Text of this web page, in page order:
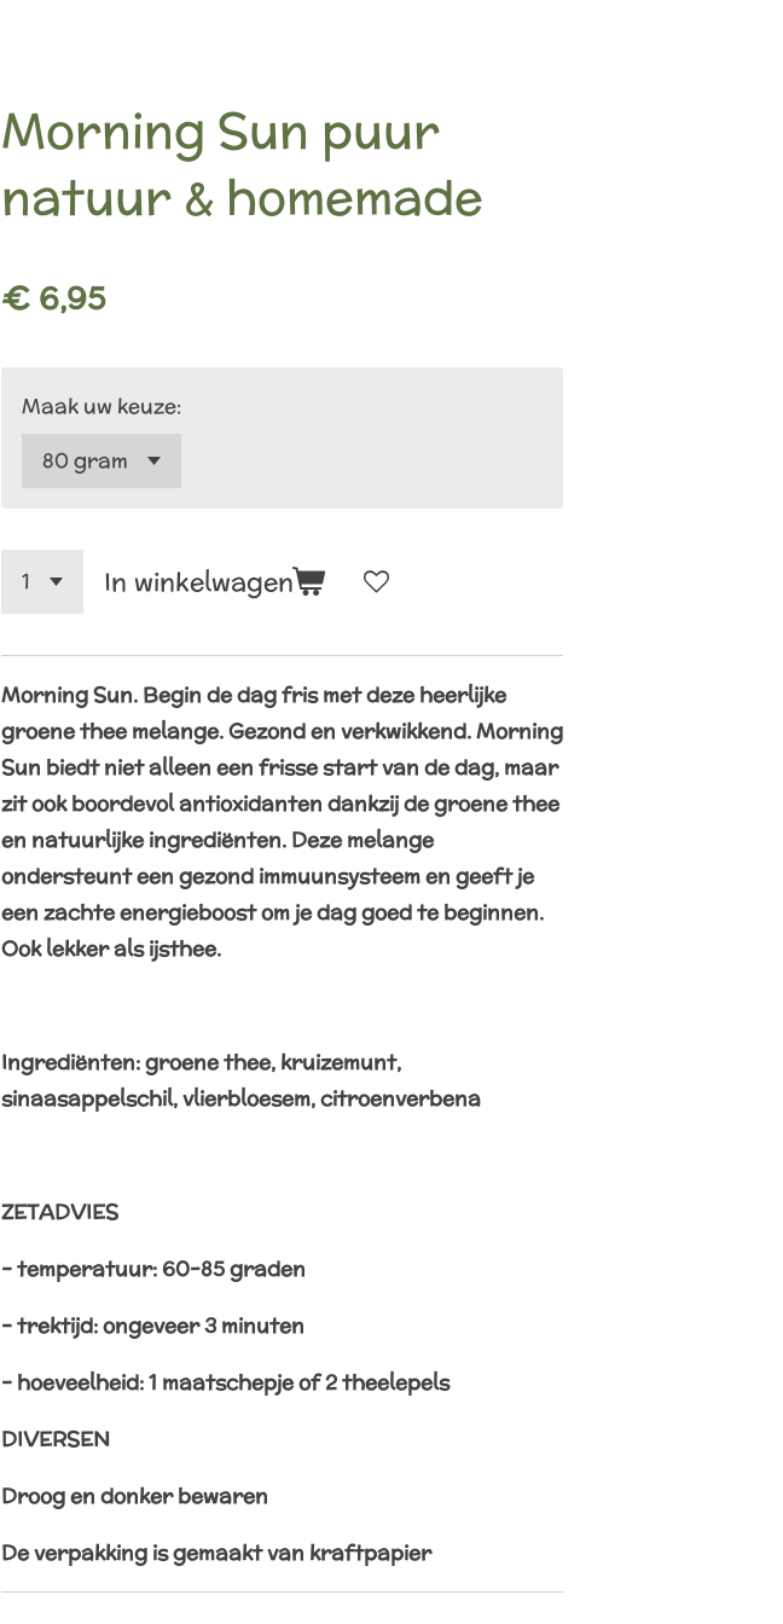
Morning Sun puur
natuur & homemade
€ 6,95
Maak uw keuze:
In winkelwagen
Morning Sun. Begin de dag fris met deze heerlijke
groene thee melange.Gezond en verkwikkend. Morning
Sun biedt niet alleen een frisse start van de dag, maar
zit ook boordevol antioxidanten dankzij de groene thee
en natuurlijke ingrediënten. Deze melange
ondersteunt een gezond immuunsysteem en geeft je
een zachte energieboost om je dag goed te beginnen.
Ook lekker als ijsthee.
Ingrediënten: groene thee, kruizemunt,
sinaasappelschil, vlierbloesem, citroenverbena
ZETADVIES
– temperatuur: 60-85 graden
– trektijd: ongeveer 3 minuten
– hoeveelheid: 1 maatschepje of 2 theelepels
DIVERSEN
Droog en donker bewaren
De verpakking is gemaakt van kraftpapier